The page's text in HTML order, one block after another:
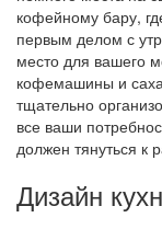
кофейному бару,
первым делом с
место для вашего
кофемашины и
тщательно
все ваши
должен тянуться к
Дизайн